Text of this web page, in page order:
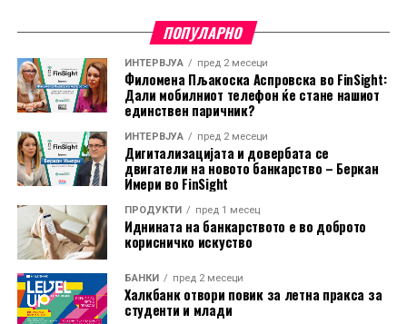
ПОПУЛАРНО
ИНТЕРВЈУА пред 2 месеци
Филомена Пљакоска Аспровска во FinSight:
Дали мобилниот телефон ќе стане нашиот
единствен паричник?
ИНТЕРВЈУА пред 2 месеци
Дигитализацијата и довербата се
двигатели на новото банкарство – Беркан
Имери во FinSight
ПРОДУКТИ пред 1 месец
Иднината на банкарството е во доброто
корисничко искуство
БАНКИ пред 2 месеци
Халкбанк отвори повик за летна пракса за
студенти и млади